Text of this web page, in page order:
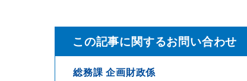
この記事に関するお問い合わせ
総務課 企画財政係